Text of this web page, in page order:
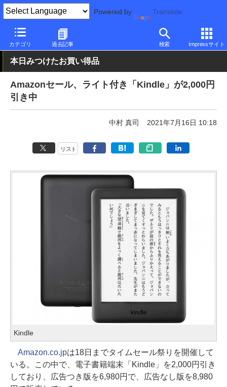
Powered by Translate
カテゴリ 過去記事 検索 Impressサイト
PC Watch パソコン/タブレット/スマートフォン タブレット
本日みつけたお買い得品
Amazonセール、ライト付き「Kindle」が2,000円
引き中
中村 真司 2021年7月16日 10:18
リスト
Kindle
Amazon.co.jpは18日までタイムセール祭りを開催して
いる。この中で、電子書籍端末「Kindle」を2,000円引き
しており、広告つき版を6,980円で、広告なし版を8,980